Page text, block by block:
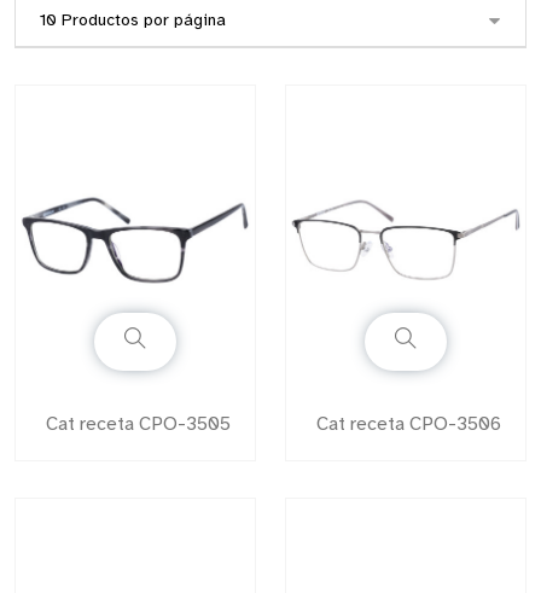
Cat receta CPO-3505 Cat receta CPO-3506